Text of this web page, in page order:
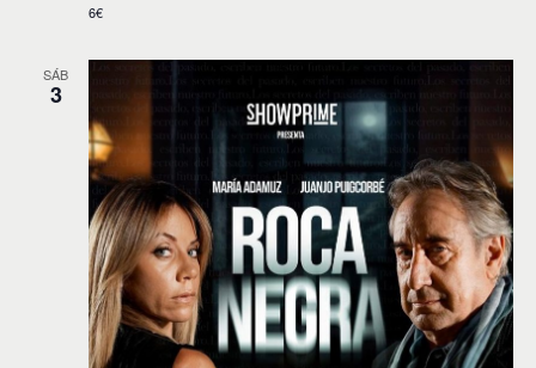
6€
SÁB
3